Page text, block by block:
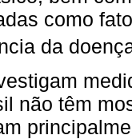
como
da
não têm